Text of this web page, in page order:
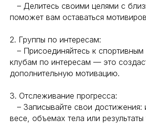
– Делитесь своими целями с
поможет вам оставаться
2. Группы по интересам:
– Присоединяйтесь к спортивным
клубам по интересам — это
дополнительную мотивацию.
3. Отслеживание прогресса:
– Записывайте свои достижения:
весе, объемах тела или
Генная инженерия
Биохакинг
Восприятие
Ментальное
Внутренняя
Экологичность
Криоскопия
Ноотропы
Социальные сети
Уникальность
Исследования
9772524455@mail.ru
+7(977)252-44-55
109012, Россия, Москва
ул. Охотный ряд, д. 2